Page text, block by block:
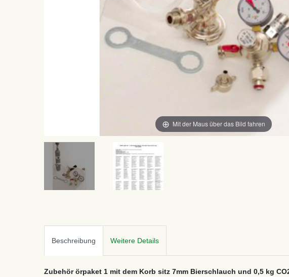
Mit der Maus über das Bild fahren
Beschreibung Weitere Details
Zubehör örpaket 1 mit dem Korb sitz 7mm Bierschlauch und 0,5 kg